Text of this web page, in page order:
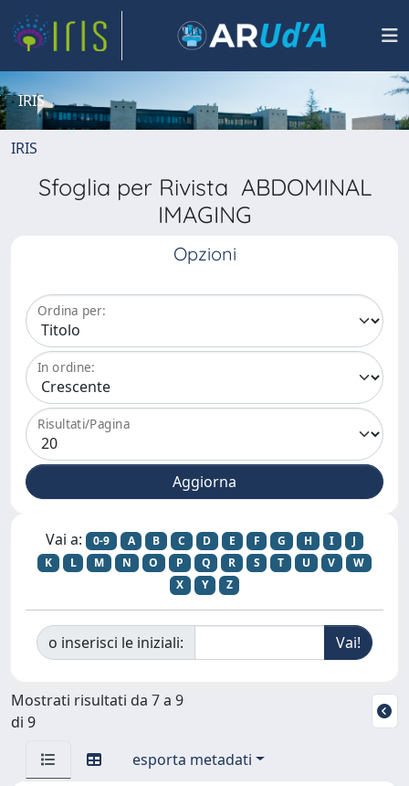
IRIS
IRIS
Sfoglia per Rivista ABDOMINAL
IMAGING
Opzioni
Ordina per:
In ordine:
Risultati/Pagina
Vai a: 0-9 A B C D E F G H I
J
K
L M N O P Q R S T U V
W
X
Y Z
o inserisci le iniziali:
Mostrati risultati da 7 a 9
di 9
esporta metadati